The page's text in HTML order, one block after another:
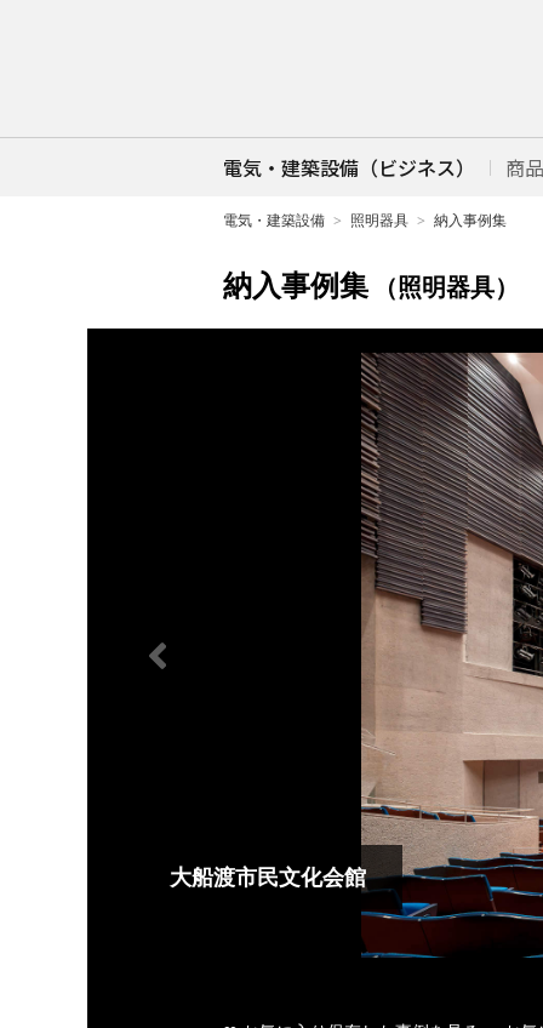
電気・建築設備（ビジネス） 商
電気・建築設備 照明器具 納入事例集
納入事例集 （照明器具）
大船渡市民文化会館